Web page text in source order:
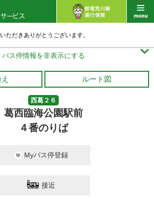
ただきありがとうございます。
バス停情報を非表示にする 
ルート図
西葛２６
葛西臨海公園駅前
４番のりば
Myバス停登録
接近